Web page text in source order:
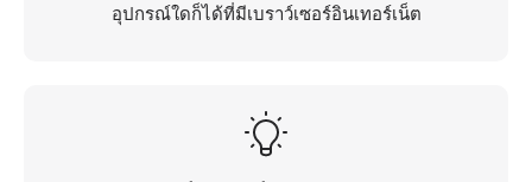
อุปกรณ์ใดก็ได้ที่มีเบราว์เซอร์อินเทอร์เน็ต